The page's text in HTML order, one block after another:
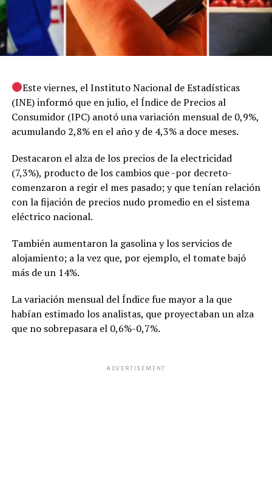
Este viernes, el Instituto Nacional de Estadísticas
(INE) informó que en julio, el Índice de Precios al
Consumidor (IPC) anotó una variación mensual de 0,9%,
acumulando 2,8% en el año y de 4,3% a doce meses.
Destacaron el alza de los precios de la electricidad
(7,3%), producto de los cambios que -por decreto-
comenzaron a regir el mes pasado; y que tenían relación
con la fijación de precios nudo promedio en el sistema
eléctrico nacional.
También aumentaron la gasolina y los servicios de
alojamiento; a la vez que, por ejemplo, el tomate bajó
más de un 14%.
La variación mensual del Índice fue mayor a la que
habían estimado los analistas, que proyectaban un alza
que no sobrepasara el 0,6%-0,7%.
ADVERTISEMENT